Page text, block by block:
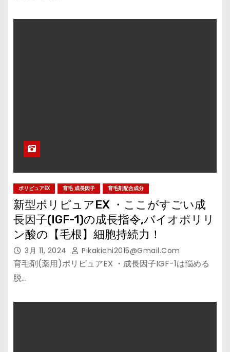
ポリピュアEX 育毛 成長因子 育毛剤配合成分
新型ポリピュアEX ・ここがすごい成
長因子(IGF-1)の成長指令,バイオポリリ
ン酸の【毛根】細胞持続力！
3月 11, 2024 Pikakichi2015@gmail.com
育毛剤(薬用)ポリピュアEX ・成長因子IGF-1は悩める
脱…